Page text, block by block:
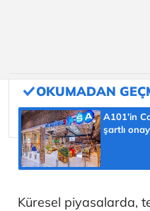
A101’in
şartlı
Küresel piyasalarda,